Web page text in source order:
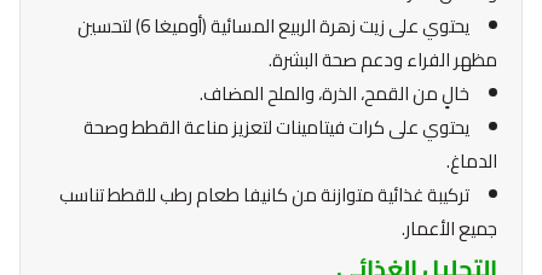
يحتوي على زيت زهرة الربيع المسائية (أوميغا 6) لتحسين
مظهر الفراء ودعم صحة البشرة.
خالٍ من القمح، الذرة، والملح المضاف.
يحتوي على كرات فيتامينات لتعزيز مناعة القطط وصحة
الدماغ.
تركيبة غذائية متوازنة من كانيفا طعام رطب للقطط تناسب
جميع الأعمار.